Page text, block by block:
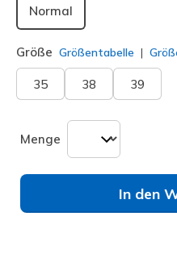
Normal
Größe Größentabelle
35 38 39
Menge
In den